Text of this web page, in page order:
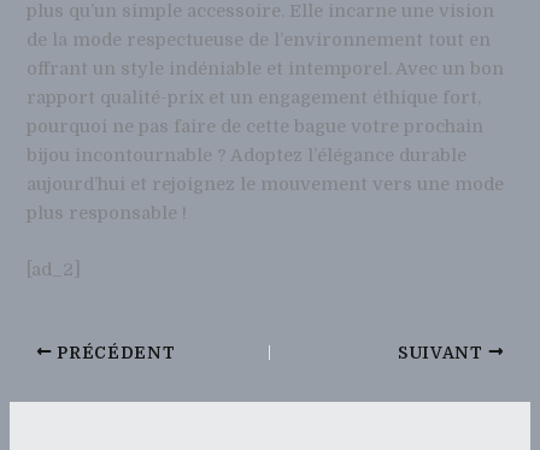
plus qu’un simple accessoire. Elle incarne une vision
de la mode respectueuse de l’environnement tout en
offrant un style indéniable et intemporel. Avec un bon
rapport qualité-prix et un engagement éthique fort,
pourquoi ne pas faire de cette bague votre prochain
bijou incontournable ? Adoptez l’élégance durable
aujourd’hui et rejoignez le mouvement vers une mode
plus responsable !
[ad_2]
PRÉCÉDENT SUIVANT